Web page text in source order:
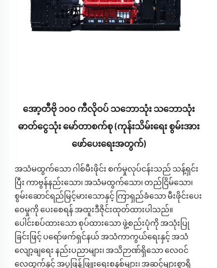
အော့တီဗို ၁၀၀ ကီလိုဝပ် သဘောသုံး သဘောသုံး
ဓာတ်ငွေသုံး မော်တာစက်စု (ကုန်းသိမ်းရေး စွမ်းအား
ဖော်ပေးရေးအတွက်)
အသံမထွက်သော ဂါစ်မီးဖိုင်း စက်မှုလုပ်ငန်းသည် သန့်ရှင်း
ပြီး ကာဗွန်နည်းသော၊ အသံမထွက်သော၊ တည်ငြိမ်သော၊
စွမ်းဆောင်ရည်မြင့်မားသောနှင့် ကြာရှည်ခံသော မီးဖိုင်းပေး
ဝေမှုကို ပေးစေရန် အထူးဒီဇိုင်းထုတ်ထားပါသည်။
ပေါင်းစပ်ထားသော စုပ်ထားသော ဖွဲ့စည်းပုံကို အသုံးပြု
ခြင်းဖြင့် ပရော်ဖက်ရှင်နယ် အသံကာကွယ်ရေးနှင့် အသံ
လျော့ချရေး နည်းပညာများ၊ အသိဉာဏ်ရှိသော လေဝင်
လေထွက်နှင့် အပူဖြန့်ဖြူးရေးစနစ်များ၊ အဆင့်များစွာရှိ